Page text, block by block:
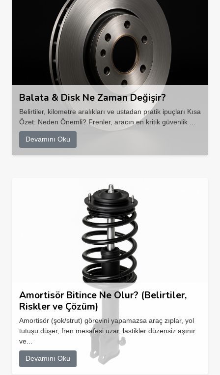
Balata & Disk Ne Zaman Değişir?
Belirtiler, kilometre aralıkları ve ustadan pratik ipuçları Kısa
Özet: Neden Önemli? Frenler, aracın en kritik güvenlik ...
Devamını Oku
Amortisör Bitince Ne Olur? (Belirtiler,
Riskler ve Çözüm)
Amortisör (şok/strut) görevini yapamazsa araç zıplar, yol
tutuşu düşer, fren mesafesi uzar, lastikler düzensiz aşınır
ve...
Devamını Oku